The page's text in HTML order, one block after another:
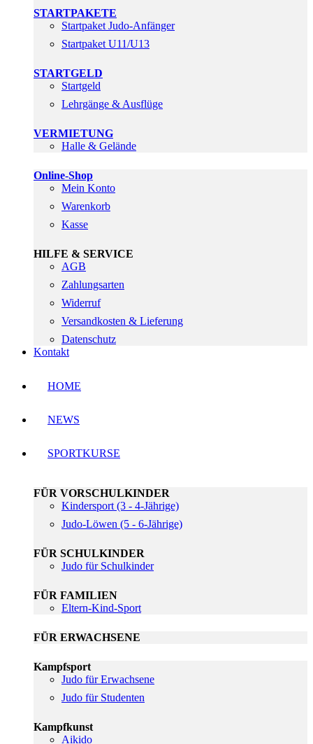
STARTPAKETE
Startpaket Judo-Anfänger
Startpaket U11/U13
STARTGELD
Startgeld
Lehrgänge & Ausflüge
VERMIETUNG
Halle & Gelände
Online-Shop
Mein Konto
Warenkorb
Kasse
HILFE & SERVICE
AGB
Zahlungsarten
Widerruf
Versandkosten & Lieferung
Datenschutz
Kontakt
HOME
NEWS
SPORTKURSE
FÜR VORSCHULKINDER
Kindersport (3 - 4-Jährige)
Judo-Löwen (5 - 6-Jährige)
FÜR SCHULKINDER
Judo für Schulkinder
FÜR FAMILIEN
Eltern-Kind-Sport
FÜR ERWACHSENE
Kampfsport
Judo für Erwachsene
Judo für Studenten
Kampfkunst
Aikido